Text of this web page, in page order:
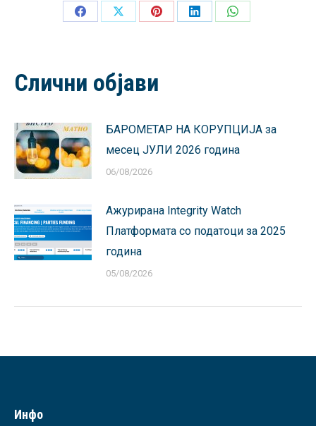
Share
Share
Share
Share
Share
Слични објави
БАРОМЕТАР НА КОРУПЦИЈА за
месец ЈУЛИ 2026 година
06/08/2026
Ажурирана Integrity Watch
Платформата со податоци за 2025
година
05/08/2026
Инфо